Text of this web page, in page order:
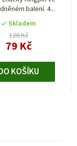
balení. 4...
z
5
hvězdiček.
Skladem
126 Kč
79 Kč
KOŠÍKU